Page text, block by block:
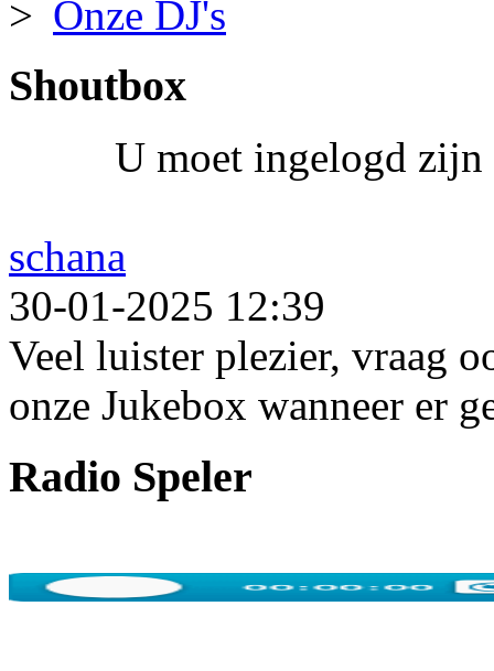
Onze DJ's
Shoutbox
U moet ingelogd zijn
schana
30-01-2025 12:39
Veel luister plezier, vraag
onze Jukebox wanneer er
Radio Speler